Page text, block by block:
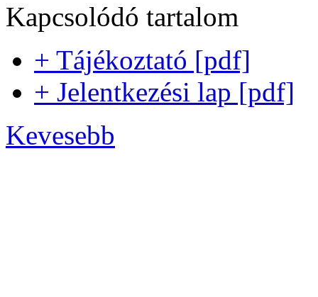
Kapcsolódó tartalom
+ Tájékoztató [pdf]
+ Jelentkezési lap [pdf]
Kevesebb